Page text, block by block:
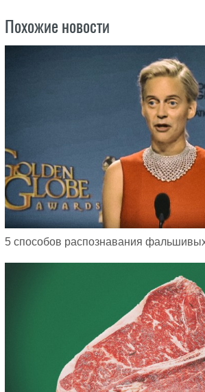
Похожие новости
5 способов распознавания